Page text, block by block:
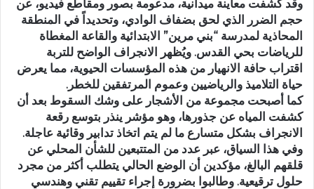
وقد كشفت معاينة ميدانية، مدعومة بصور ومقاطع فيديو، عن
حجم الضرر الذي لحق بضفاف الوادي، وتحديداً في المنطقة
المحاذية لمدرسة “بني مرين” الابتدائية والقاعة المغطاة
للرياضات بحي القدس. ويُظهر الانجراف الواضح للتربة
اقتراب حافة الانهيار من هذه المؤسسات الحيوية، مما يعرض
حياة التلاميذ والرياضيين وعموم المرتفقين للخطر.
كما أصبحت مجموعة من الأشجار على وشك السقوط بعد أن
كشفت المياه عن جذورها، وهو مؤشر ينذر بتوسع رقعة
الانجراف بشكل متسارع ما لم يتم اتخاذ تدابير وقائية عاجلة.
وفي هذا السياق، عبر عدد من المتتبعين للشأن المحلي عن
قلقهم البالغ، مؤكدين أن الوضع الحالي يتطلب أكثر من مجرد
حلول ترقيعية. وطالبوا بضرورة إجراء تقييم تقني وهندسي